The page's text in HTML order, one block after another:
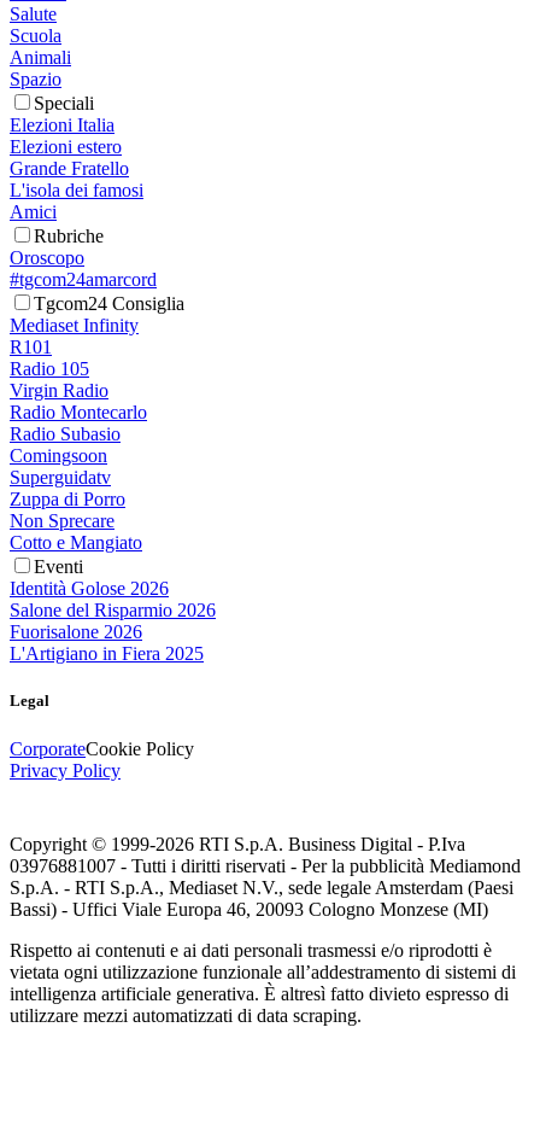
Salute
Scuola
Animali
Spazio
Speciali
Elezioni Italia
Elezioni estero
Grande Fratello
L'isola dei famosi
Amici
Rubriche
Oroscopo
#tgcom24amarcord
Tgcom24 Consiglia
Mediaset Infinity
R101
Radio 105
Virgin Radio
Radio Montecarlo
Radio Subasio
Comingsoon
Superguidatv
Zuppa di Porro
Non Sprecare
Cotto e Mangiato
Eventi
Identità Golose 2026
Salone del Risparmio 2026
Fuorisalone 2026
L'Artigiano in Fiera 2025
Legal
CorporateCookie Policy
Privacy Policy
Copyright © 1999-2026 RTI S.p.A. Business Digital - P.Iva
03976881007 - Tutti i diritti riservati - Per la pubblicità Mediamond
S.p.A. - RTI S.p.A., Mediaset N.V., sede legale Amsterdam (Paesi
Bassi) - Uffici Viale Europa 46, 20093 Cologno Monzese (MI)
Rispetto ai contenuti e ai dati personali trasmessi e/o riprodotti è
vietata ogni utilizzazione funzionale all’addestramento di sistemi di
intelligenza artificiale generativa. È altresì fatto divieto espresso di
utilizzare mezzi automatizzati di data scraping.